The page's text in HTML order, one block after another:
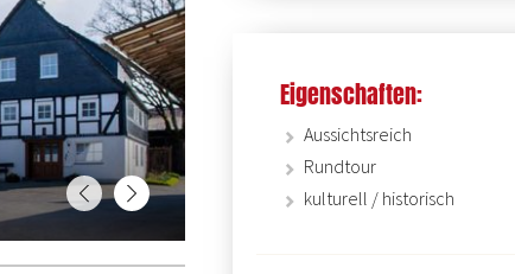
Eigenschaften:
Aussichtsreich
Rundtour
kulturell / historisch